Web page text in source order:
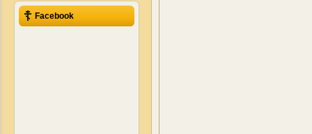
Facebook